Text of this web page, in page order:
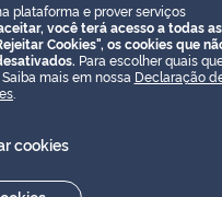
plataforma e prover serviços
você terá acesso a todas as
Cookies", os cookies que
Para escolher quais
mais em nossa Declaração
cookies